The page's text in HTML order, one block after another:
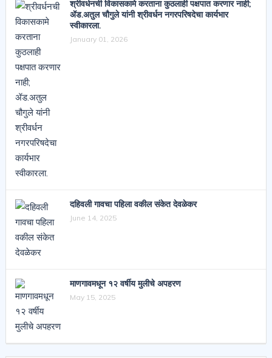
श्रीवर्धनची विकासकामे करताना कुठलाही पक्षपात करणार नाही;
ॲड.अतुल चौगुले यांनी श्रीवर्धन नगरपरिषदेचा कार्यभार
स्वीकारला.
January 01, 2026
दहिवली गावचा पहिला वकील संकेत देवळेकर
June 14, 2025
माणगावमधून १२ वर्षीय मुलीचे अपहरण
May 15, 2025